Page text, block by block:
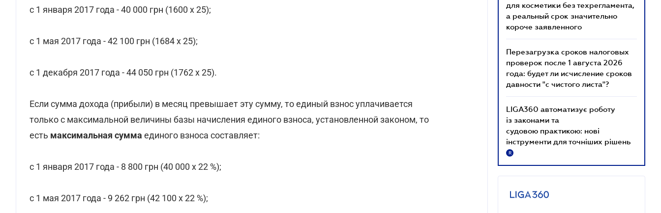
с 1 января 2017 года - 40 000 грн (1600 х 25);
с 1 мая 2017 года - 42 100 грн (1684 х 25);
с 1 декабря 2017 года - 44 050 грн (1762 х 25).
Если сумма дохода (прибыли) в месяц превышает эту сумму, то единый взнос уплачивается
только с максимальной величины базы начисления единого взноса, установленной законом, то
есть максимальная сумма единого взноса составляет:
с 1 января 2017 года - 8 800 грн (40 000 х 22 %);
с 1 мая 2017 года - 9 262 грн (42 100 х 22 %);
для косметики без техрегламента,
а реальный срок значительно
короче заявленного
Перезагрузка сроков налоговых
проверок после 1 августа 2026
года: будет ли исчисление сроков
давности "с чистого листа"?
LIGA360 автоматизує роботу
із законами та
судовою практикою: нові
інструменти для точніших рішень
R